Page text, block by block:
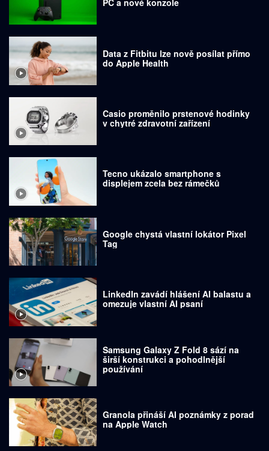
PC a nové konzole
Data z Fitbitu lze nově posílat přímo
do Apple Health
Casio proměnilo prstenové hodinky
v chytré zdravotní zařízení
Tecno ukázalo smartphone s
displejem zcela bez rámečků
Google chystá vlastní lokátor Pixel
Tag
LinkedIn zavádí hlášení AI balastu a
omezuje vlastní AI psaní
Samsung Galaxy Z Fold 8 sází na
širší konstrukci a pohodlnější
používání
Granola přináší AI poznámky z porad
na Apple Watch